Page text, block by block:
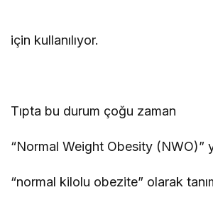
için kullanılıyor.
Tıpta bu durum çoğu zaman
“Normal Weight Obesity (NWO)”
“normal kilolu obezite” olarak